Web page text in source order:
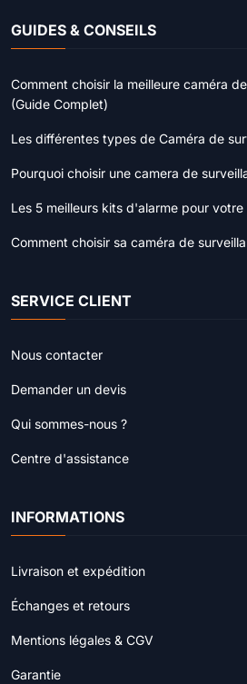
GUIDES & CONSEILS
Comment choisir la meilleure caméra
(Guide Complet)
Les différentes types de Caméra de
Pourquoi choisir une camera de
Les 5 meilleurs kits d'alarme pour votre
Comment choisir sa caméra de
SERVICE CLIENT
Nous contacter
Demander un devis
Qui sommes-nous ?
Centre d'assistance
INFORMATIONS
Livraison et expédition
Échanges et retours
Mentions légales & CGV
Garantie